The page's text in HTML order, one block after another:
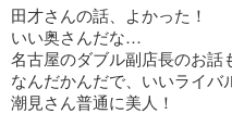
田才さんの話、よかった！
いい奥さんだな…
名古屋のダブル副店長のお話
なんだかんだで、いいライバ
潮見さん普通に美人！